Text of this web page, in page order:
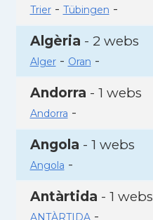
Trier- Tübingen -
Algèria - 2 webs
Alger- Oran -
Andorra - 1 webs
Andorra -
Angola - 1 webs
Angola -
Antàrtida - 1 webs
ANTÀRTIDA-